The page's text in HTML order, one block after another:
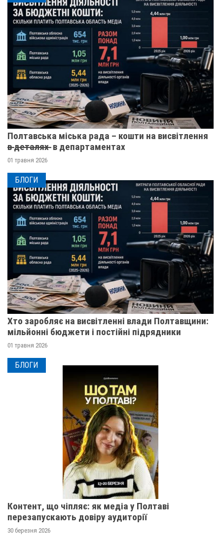
Полтавська міська рада – кошти на висвітлення
в̶ ̶д̶е̶т̶а̶л̶я̶х̶ ̶ в департаментах
01 травня 2026
БЛОГИ
Хто заробляє на висвітленні влади Полтавщини:
мільйонні бюджети і постійні підрядники
01 травня 2026
БЛОГИ
Контент, що чіпляє: як медіа у Полтаві
перезапускають довіру аудиторії
30 березня 2026